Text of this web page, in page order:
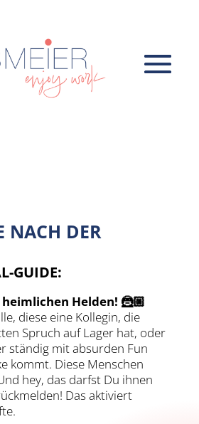
NACH DER
GUIDE:
heimlichen Helden! 🦹🏼
diese eine Kollegin, die
Spruch auf Lager hat, oder
ständig mit absurden Fun
kommt. Diese Menschen
hey, das darfst Du ihnen
Das aktiviert